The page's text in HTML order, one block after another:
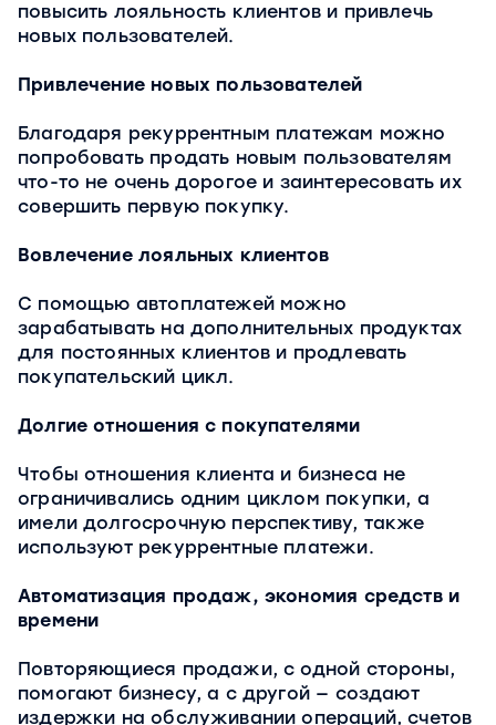
повысить лояльность клиентов и привлечь
новых пользователей.
Привлечение новых пользователей
Благодаря рекуррентным платежам можно
попробовать продать новым пользователям
что-то не очень дорогое и заинтересовать их
совершить первую покупку.
Вовлечение лояльных клиентов
С помощью автоплатежей можно
зарабатывать на дополнительных продуктах
для постоянных клиентов и продлевать
покупательский цикл.
Долгие отношения с покупателями
Чтобы отношения клиента и бизнеса не
ограничивались одним циклом покупки, а
имели долгосрочную перспективу, также
используют рекуррентные платежи.
Автоматизация продаж, экономия средств и
времени
Повторяющиеся продажи, с одной стороны,
помогают бизнесу, а с другой — создают
издержки на обслуживании операций, счетов